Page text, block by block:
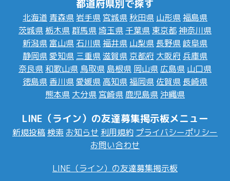
都道府県別で探す
北海道 青森県 岩手県 宮城県 秋田県 山形県福島県
茨城県 栃木県群馬県埼玉県 千葉県 東京都神奈川県
新潟県 富山県 石川県福井県 山梨県 長野県 岐阜県
静岡県愛知県 三重県滋賀県 京都府 大阪府 兵庫県
奈良県 和歌山県 鳥取県 島根県 岡山県 広島県 山口県
徳島県 香川県愛媛県 高知県福岡県 佐賀県 長崎県
熊本県 大分県 宮崎県 鹿児島県 沖縄県
LINE（ライン）の友達募集掲示板メニュー
新規投稿 検索 お知らせ 利用規約 プライバシーポリシー
お問い合わせ
LINE（ライン）の友達募集掲示板